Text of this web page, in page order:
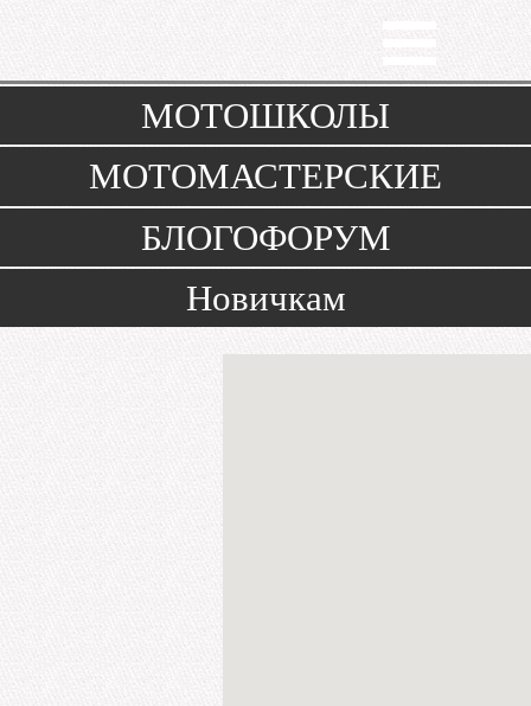
МОТОШКОЛЫ
МОТОМАСТЕРСКИЕ
БЛОГОФОРУМ
Новичкам